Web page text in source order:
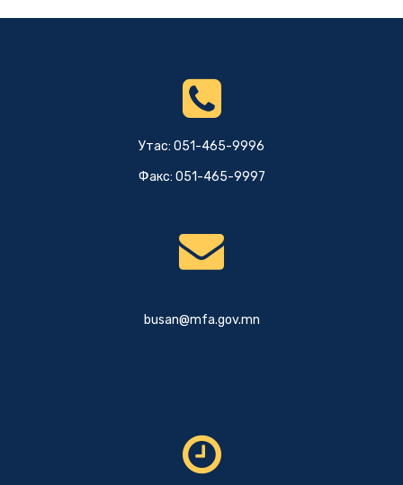
Утас: 051-465-9996
Факс: 051-465-9997
busan@mfa.gov.mn